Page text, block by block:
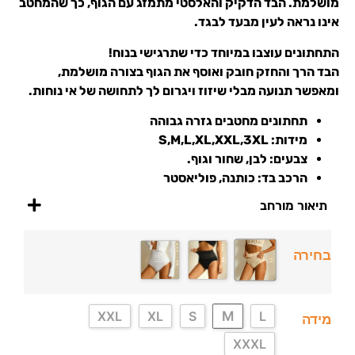
מושלמת. הבד הדקיק והאלסטי מתמזג עם הגוף, כך שהמחטב
אינו נראה לעין מבעד לבגד.
התחתונים עוצבו במיוחד כדי שתרגישי בנוח!
הבד הרך והחזק חובק ואוסף את הגוף בצורה מושלמת,
ומאפשר תנועה מבלי שיזוז ויגרום לך לתחושה של אי נוחות.
תחתונים מחטבים גזרה גבוהה
מידות: S,M,L,XL,XXL,3XL
צבעים: לבן, שחור וגוף.
הרכב בד: כותנה, פוליאסטר
תיאור מורחב
בחירה
מידה L
M
S
XL
XXL
XXXL